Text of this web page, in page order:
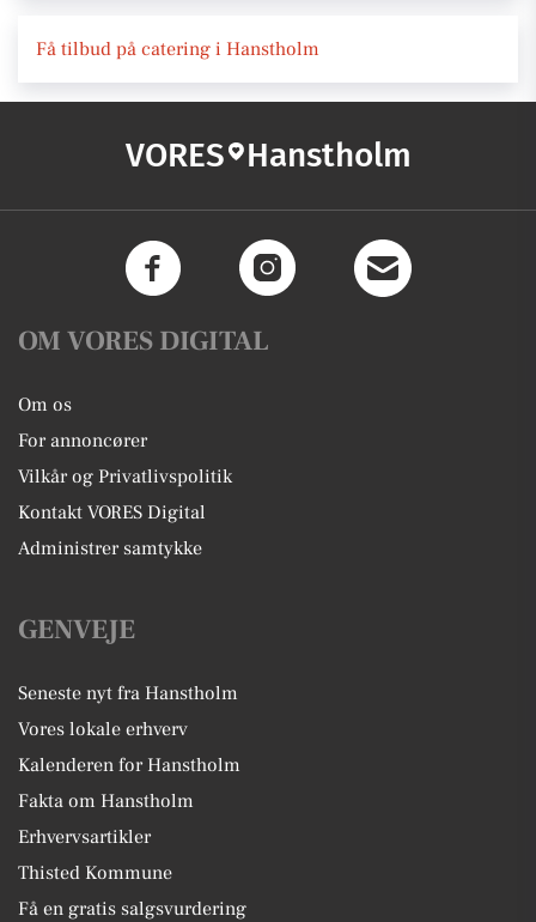
Få tilbud på catering i Hanstholm
VORES Hanstholm
OM VORES DIGITAL
Om os
For annoncører
Vilkår og Privatlivspolitik
Kontakt VORES Digital
Administrer samtykke
GENVEJE
Seneste nyt fra Hanstholm
Vores lokale erhverv
Kalenderen for Hanstholm
Fakta om Hanstholm
Erhvervsartikler
Thisted Kommune
Få en gratis salgsvurdering